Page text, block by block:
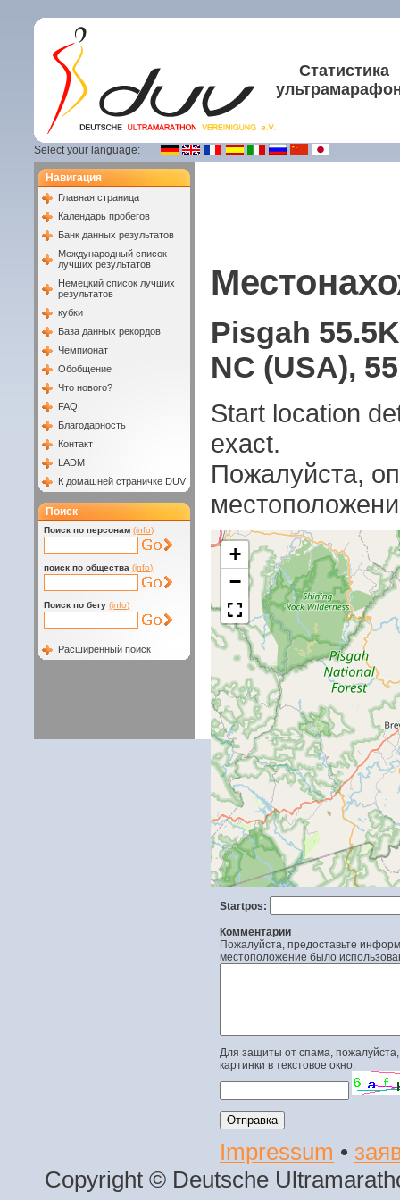
Статистика
Select your language:
Навигация
Главная страница
Календарь пробегов
Банк данных результатов
Международный список
лучших результатов
Немецкий список лучших
результатов
кубки
База данных рекордов
Чемпионат
Обобщение
Что нового?
FAQ
Благодарность
Контакт
LADM
К домашней страничке DUV
Поиск
Поиск по персонам (info)
поиск по общества (info)
Поиск по бегу (info)
Расширенный поиск
Pisgah
NC (USA),
Start location
exact.
Пожалуйста,
+
−
Startpos:
Комментарии
Пожалуйста, предоставьте
местоположение было
Для защиты от спама,
картинки в текстовое окно:
Impressum •
Copyright © Deutsche